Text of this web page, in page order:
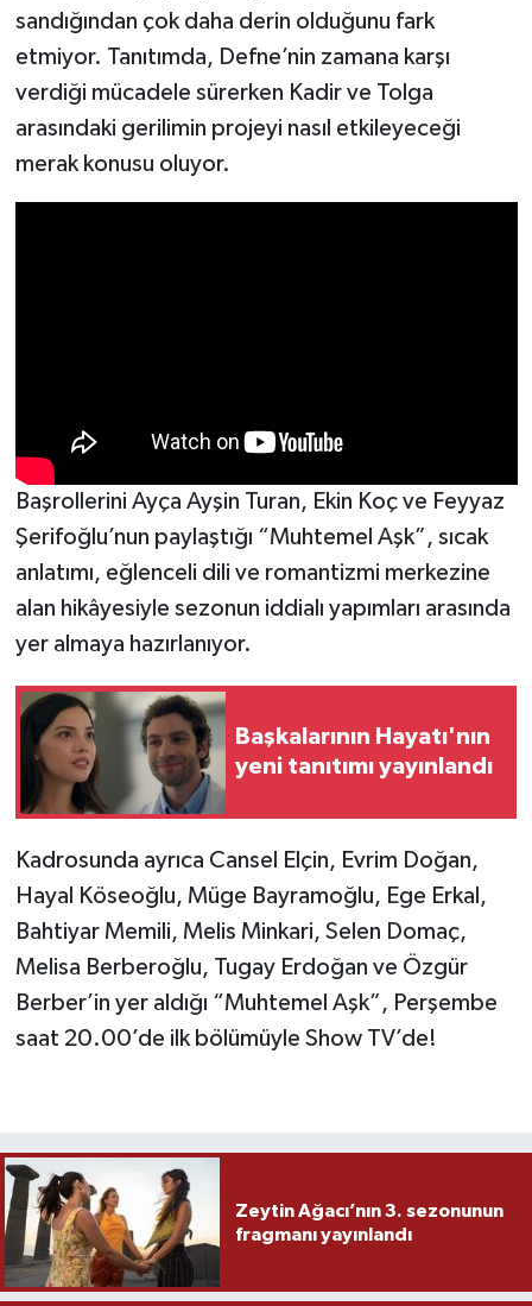
sandığından çok daha derin olduğunu fark
etmiyor. Tanıtımda, Defne’nin zamana karşı
verdiği mücadele sürerken Kadir ve Tolga
arasındaki gerilimin projeyi nasıl etkileyeceği
merak konusu oluyor.
Başrollerini Ayça Ayşin Turan, Ekin Koç ve Feyyaz
Şerifoğlu’nun paylaştığı “Muhtemel Aşk”, sıcak
anlatımı, eğlenceli dili ve romantizmi merkezine
alan hikâyesiyle sezonun iddialı yapımları arasında
yer almaya hazırlanıyor.
Başkalarının Hayatı'nın
yeni tanıtımı yayınlandı
Kadrosunda ayrıca Cansel Elçin, Evrim Doğan,
Hayal Köseoğlu, Müge Bayramoğlu, Ege Erkal,
Bahtiyar Memili, Melis Minkari, Selen Domaç,
Melisa Berberoğlu, Tugay Erdoğan ve Özgür
Berber’in yer aldığı “Muhtemel Aşk”, Perşembe
saat 20.00’de ilk bölümüyle Show TV’de!
Zeytin Ağacı’nın 3. sezonunun
fragmanı yayınlandı